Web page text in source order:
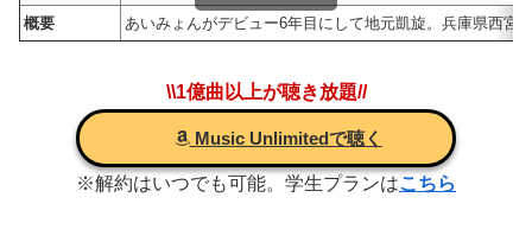
概要
あいみょんがデビュー6年目にして地元凱旋。兵庫県西宮
\\1億曲以上が聴き放題//
Music Unlimitedで聴く
※解約はいつでも可能。学生プランはこちら